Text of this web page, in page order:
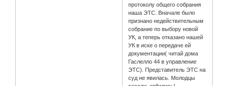
протоколу общего собрания
наша ЭТС. Вначале было
признано недействительным
собрание по выбору новой
УК, а теперь отказано нашей
УК в иске о передаче ей
документации( читай дома
Гаслелло 44 в управление
ЭТС). Представитель ЭТС на
суд не явилась. Молодцы